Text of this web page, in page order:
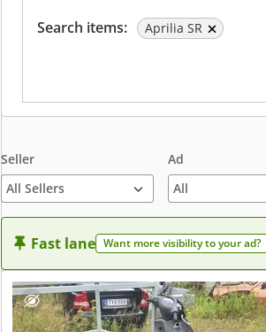
Search items: Aprilia SR
Seller
All Sellers
Ad
Fast lane Want more visibility to your ad?